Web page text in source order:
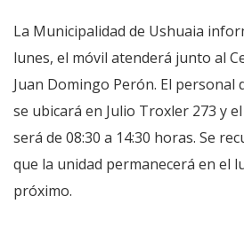
La Municipalidad de Ushuaia
lunes, el móvil atenderá junto al
Juan Domingo Perón. El personal
se ubicará en Julio Troxler 273 y
será de 08:30 a 14:30 horas. Se
que la unidad permanecerá en el
próximo.